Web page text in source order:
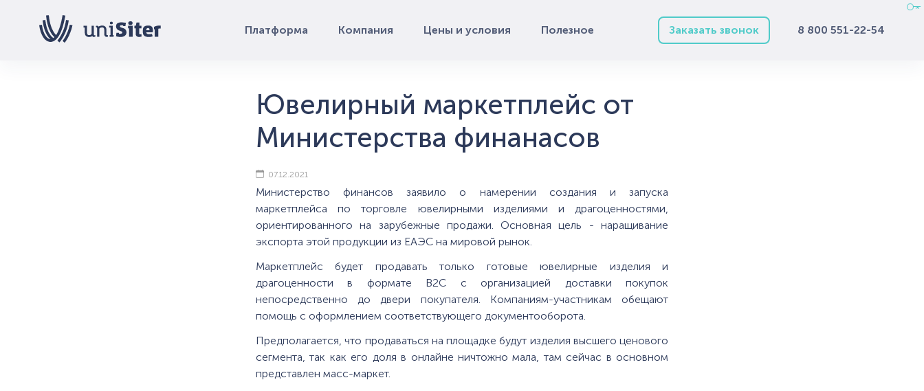
Платформа Компания Цены и условия Полезное 8 800 551-22-54
Заказать звонок
Ювелирный маркетплейс от
Министерства финанасов
07.12.2021
Министерство финансов заявило о намерении создания и запуска
маркетплейса по торговле ювелирными изделиями и драгоценностями,
ориентированного на зарубежные продажи. Основная цель - наращивание
экспорта этой продукции из ЕАЭС на мировой рынок.
Маркетплейс будет продавать только готовые ювелирные изделия и
драгоценности в формате B2C с организацией доставки покупок
непосредственно до двери покупателя. Компаниям-участникам обещают
помощь с оформлением соответствующего документооборота.
Предполагается, что продаваться на площадке будут изделия высшего ценового
сегмента, так как его доля в онлайне ничтожно мала, там сейчас в основном
представлен масс-маркет.